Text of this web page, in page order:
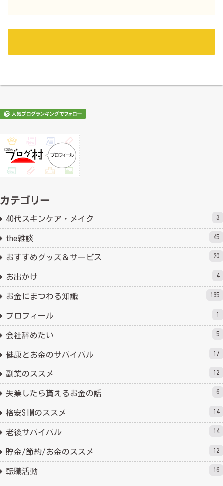
カテゴリー
40代スキンケア・メイク 3
the雑談 45
おすすめグッズ＆サービス 20
お出かけ 4
お金にまつわる知識 135
プロフィール 1
会社辞めたい 5
健康とお金のサバイバル 17
副業のススメ 12
失業したら貰えるお金の話 6
格安SIMのススメ 14
老後サバイバル 14
貯金/節約/お金のススメ 12
転職活動 16